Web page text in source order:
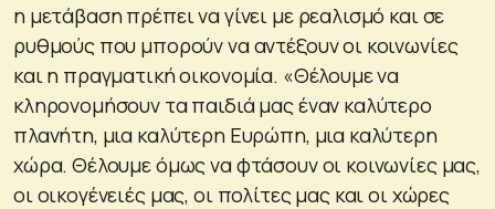
η μετάβαση πρέπει να γίνει με ρεαλισμό και σε
ρυθμούς που μπορούν να αντέξουν οι κοινωνίες
και η πραγματική οικονομία. «Θέλουμε να
κληρονομήσουν τα παιδιά μας έναν καλύτερο
πλανήτη, μια καλύτερη Ευρώπη, μια καλύτερη
χώρα. Θέλουμε όμως να φτάσουν οι κοινωνίες μας,
οι οικογένειές μας, οι πολίτες μας και οι χώρες